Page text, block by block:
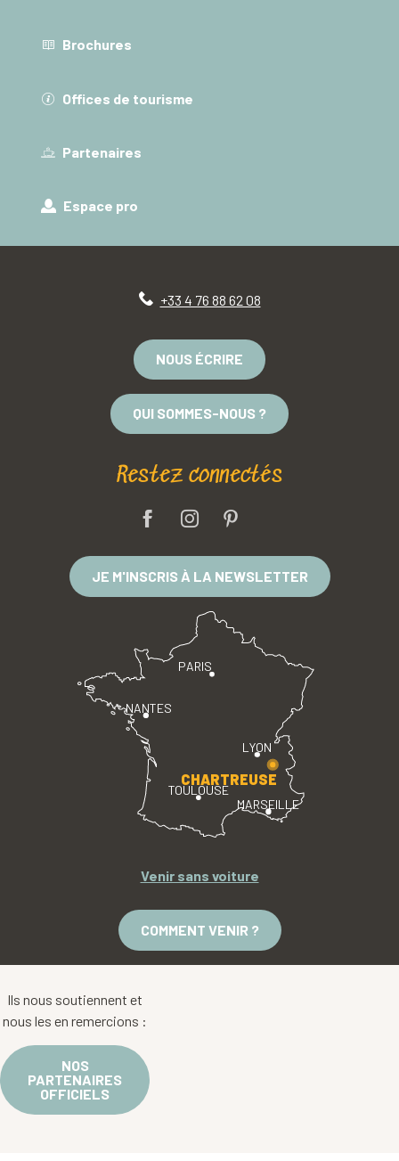
Brochures
Offices de tourisme
Partenaires
Espace pro
+33 4 76 88 62 08
NOUS ÉCRIRE
QUI SOMMES-NOUS ?
Restez connectés
JE M'INSCRIS À LA NEWSLETTER
PARIS
LYON
TOULOUSE
MARSEILLE
NANTES
CHARTREUSE
Venir sans voiture
COMMENT VENIR ?
Ils nous soutiennent et
nous les en remercions :
NOS
PARTENAIRES
OFFICIELS